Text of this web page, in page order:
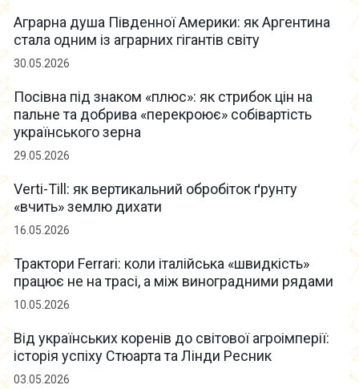
Аграрна душа Південної Америки: як Аргентина
стала одним із аграрних гігантів світу
30.05.2026
Посівна під знаком «плюс»: як стрибок цін на
пальне та добрива «перекроює» собівартість
українського зерна
29.05.2026
Verti-Till: як вертикальний обробіток ґрунту
«вчить» землю дихати
16.05.2026
Трактори Ferrari: коли італійська «швидкість»
працює не на трасі, а між виноградними рядами
10.05.2026
Від українських коренів до світової агроімперії:
історія успіху Стюарта та Лінди Ресник
03.05.2026